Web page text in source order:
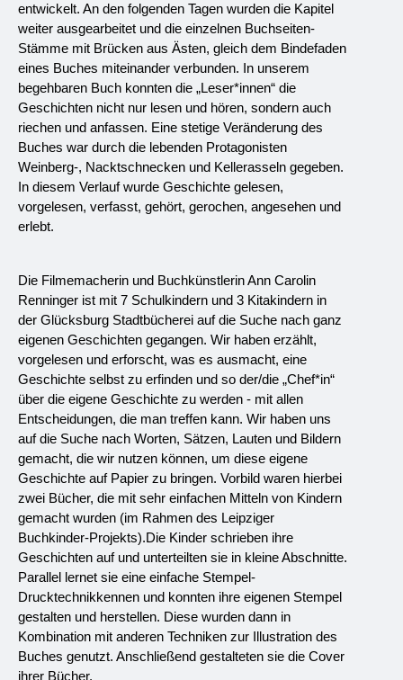
entwickelt. An den folgenden Tagen wurden die Kapitel
weiter ausgearbeitet und die einzelnen Buchseiten-
Stämme mit Brücken aus Ästen, gleich dem Bindefaden
eines Buches miteinander verbunden. In unserem
begehbaren Buch konnten die „Leser*innen“ die
Geschichten nicht nur lesen und hören, sondern auch
riechen und anfassen. Eine stetige Veränderung des
Buches war durch die lebenden Protagonisten
Weinberg-, Nacktschnecken und Kellerasseln gegeben.
In diesem Verlauf wurde Geschichte gelesen,
vorgelesen, verfasst, gehört, gerochen, angesehen und
erlebt.
Die Filmemacherin und Buchkünstlerin Ann Carolin
Renninger ist mit 7 Schulkindern und 3 Kitakindern in
der Glücksburg Stadtbücherei auf die Suche nach ganz
eigenen Geschichten gegangen. Wir haben erzählt,
vorgelesen und erforscht, was es ausmacht, eine
Geschichte selbst zu erfinden und so der/die „Chef*in“
über die eigene Geschichte zu werden - mit allen
Entscheidungen, die man treffen kann. Wir haben uns
auf die Suche nach Worten, Sätzen, Lauten und Bildern
gemacht, die wir nutzen können, um diese eigene
Geschichte auf Papier zu bringen. Vorbild waren hierbei
zwei Bücher, die mit sehr einfachen Mitteln von Kindern
gemacht wurden (im Rahmen des Leipziger
Buchkinder-Projekts).Die Kinder schrieben ihre
Geschichten auf und unterteilten sie in kleine Abschnitte.
Parallel lernet sie eine einfache Stempel-
Drucktechnikkennen und konnten ihre eigenen Stempel
gestalten und herstellen. Diese wurden dann in
Kombination mit anderen Techniken zur Illustration des
Buches genutzt. Anschließend gestalteten sie die Cover
ihrer Bücher.